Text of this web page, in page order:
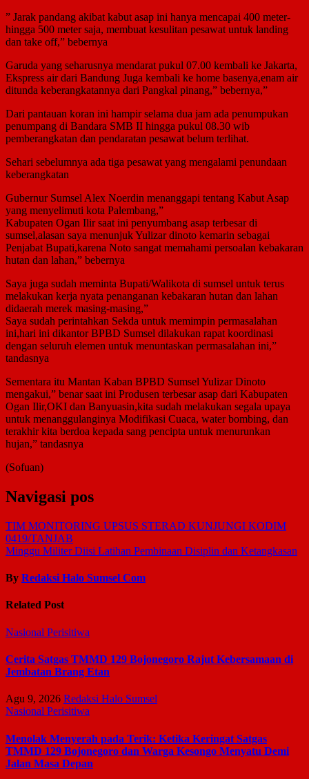
” Jarak pandang akibat kabut asap ini hanya mencapai 400 meter-
hingga 500 meter saja, membuat kesulitan pesawat untuk landing
dan take off,” bebernya
Garuda yang seharusnya mendarat pukul 07.00 kembali ke Jakarta,
Ekspress air dari Bandung Juga kembali ke home basenya,enam air
ditunda keberangkatannya dari Pangkal pinang,” bebernya,”
Dari pantauan koran ini hampir selama dua jam ada penumpukan
penumpang di Bandara SMB II hingga pukul 08.30 wib
pemberangkatan dan pendaratan pesawat belum terlihat.
Sehari sebelumnya ada tiga pesawat yang mengalami penundaan
keberangkatan
Gubernur Sumsel Alex Noerdin menanggapi tentang Kabut Asap
yang menyelimuti kota Palembang,”
Kabupaten Ogan Ilir saat ini penyumbang asap terbesar di
sumsel,alasan saya menunjuk Yulizar dinoto kemarin sebagai
Penjabat Bupati,karena Noto sangat memahami persoalan kebakaran
hutan dan lahan,” bebernya
Saya juga sudah meminta Bupati/Walikota di sumsel untuk terus
melakukan kerja nyata penanganan kebakaran hutan dan lahan
didaerah merek masing-masing,”
Saya sudah perintahkan Sekda untuk memimpin permasalahan
ini,hari ini dikantor BPBD Sumsel dilakukan rapat koordinasi
dengan seluruh elemen untuk menuntaskan permasalahan ini,”
tandasnya
Sementara itu Mantan Kaban BPBD Sumsel Yulizar Dinoto
mengakui,” benar saat ini Produsen terbesar asap dari Kabupaten
Ogan Ilir,OKI dan Banyuasin,kita sudah melakukan segala upaya
untuk menanggulanginya Modifikasi Cuaca, water bombing, dan
terakhir kita berdoa kepada sang pencipta untuk menurunkan
hujan,” tandasnya
(Sofuan)
Navigasi pos
TIM MONITORING UPSUS STERAD KUNJUNGI KODIM
0419/TANJAB
Minggu Militer Diisi Latihan Pembinaan Disiplin dan Ketangkasan
By Redaksi Halo Sumsel Com
Related Post
Nasional Perisitiwa
Cerita Satgas TMMD 129 Bojonegoro Rajut Kebersamaan di
Jembatan Brang Etan
Agu 9, 2026 Redaksi Halo Sumsel
Nasional Perisitiwa
Menolak Menyerah pada Terik: Ketika Keringat Satgas
TMMD 129 Bojonegoro dan Warga Kesongo Menyatu Demi
Jalan Masa Depan